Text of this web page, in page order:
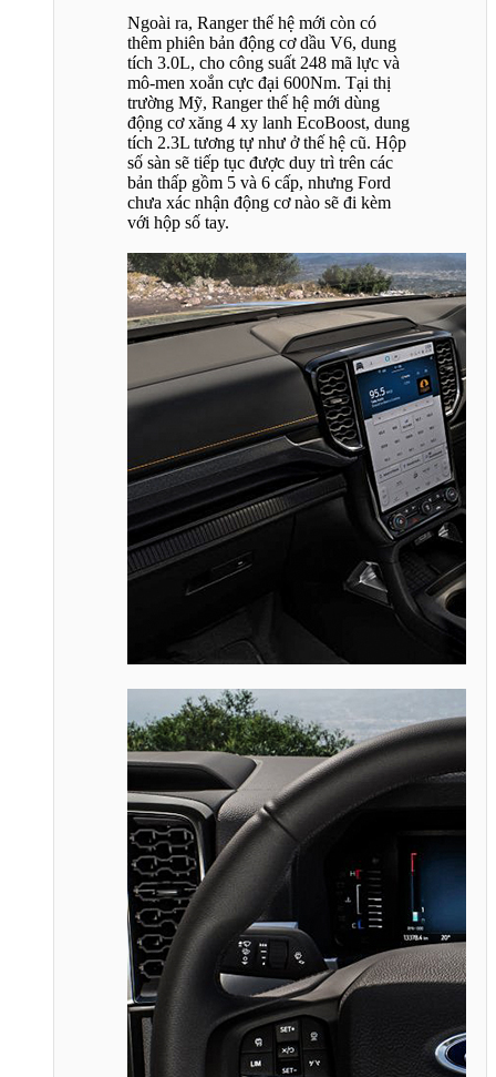
Ngoài ra, Ranger thế hệ mới còn có
thêm phiên bản động cơ dầu V6, dung
tích 3.0L, cho công suất 248 mã lực và
mô-men xoắn cực đại 600Nm. Tại thị
trường Mỹ, Ranger thế hệ mới dùng
động cơ xăng 4 xy lanh EcoBoost, dung
tích 2.3L tương tự như ở thế hệ cũ. Hộp
số sàn sẽ tiếp tục được duy trì trên các
bản thấp gồm 5 và 6 cấp, nhưng Ford
chưa xác nhận động cơ nào sẽ đi kèm
với hộp số tay.